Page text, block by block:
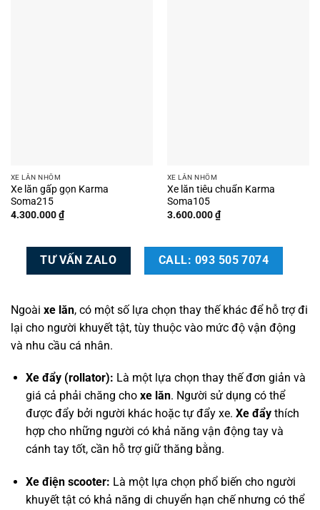
XE LĂN NHÔM
Xe lăn gấp gọn Karma
Soma215
4.300.000₫
XE LĂN NHÔM
Xe lăn tiêu chuẩn Karma
Soma105
3.600.000₫
TƯ VẤN ZALO CALL: 093 505 7074
Ngoài xe lăn, có một số lựa chọn thay thế khác để hỗ trợ đi
lại cho người khuyết tật, tùy thuộc vào mức độ vận động
và nhu cầu cá nhân.
Xe đẩy (rollator): Là một lựa chọn thay thế đơn giản và
giá cả phải chăng cho xe lăn. Người sử dụng có thể
được đẩy bởi người khác hoặc tự đẩy xe. Xe đẩythích
hợp cho những người có khả năng vận động tay và
cánh tay tốt, cần hỗ trợ giữ thăng bằng.
Xe điện scooter: Là một lựa chọn phổ biến cho người
khuyết tật có khả năng di chuyển hạn chế nhưng có thể